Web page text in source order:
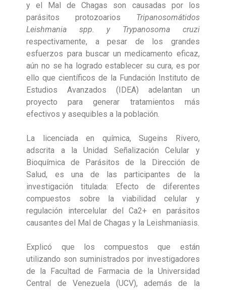
y el Mal de Chagas son causadas por los
parásitos protozoarios Tripanosomátidos
Leishmania spp. y Trypanosoma cruzi
respectivamente, a pesar de los grandes
esfuerzos para buscar un medicamento eficaz,
aún no se ha logrado establecer su cura, es por
ello que científicos de la Fundación Instituto de
Estudios Avanzados (IDEA) adelantan un
proyecto para generar tratamientos más
efectivos y asequibles a la población.
La licenciada en química, Sugeins Rivero,
adscrita a la Unidad Señalización Celular y
Bioquímica de Parásitos de la Dirección de
Salud, es una de las participantes de la
investigación titulada: Efecto de diferentes
compuestos sobre la viabilidad celular y
regulación intercelular del Ca2+ en parásitos
causantes del Mal de Chagas y la Leishmaniasis.
Explicó que los compuestos que están
utilizando son suministrados por investigadores
de la Facultad de Farmacia de la Universidad
Central de Venezuela (UCV), además de la